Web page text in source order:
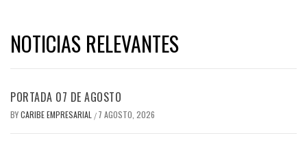
NOTICIAS RELEVANTES
PORTADA 07 DE AGOSTO
BYCARIBE EMPRESARIAL / 7 AGOSTO, 2026